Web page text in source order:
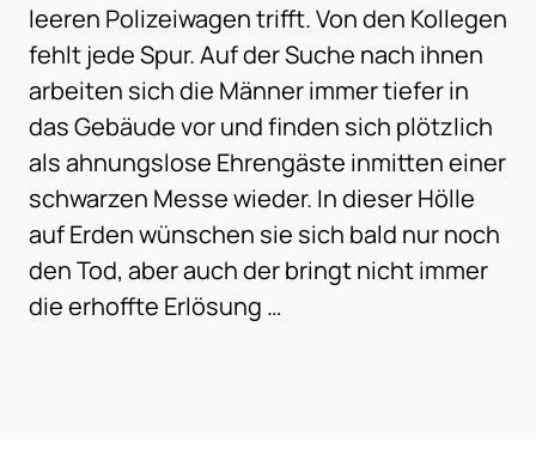
leeren Polizeiwagen trifft. Von den Kollegen
fehlt jede Spur. Auf der Suche nach ihnen
arbeiten sich die Männer immer tiefer in
das Gebäude vor und finden sich plötzlich
als ahnungslose Ehrengäste inmitten einer
schwarzen Messe wieder. In dieser Hölle
auf Erden wünschen sie sich bald nur noch
den Tod, aber auch der bringt nicht immer
die erhoffte Erlösung …